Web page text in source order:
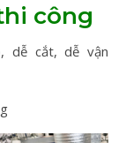
công
dễ cắt, dễ vận